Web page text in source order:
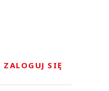
ZALOGUJ SIĘ